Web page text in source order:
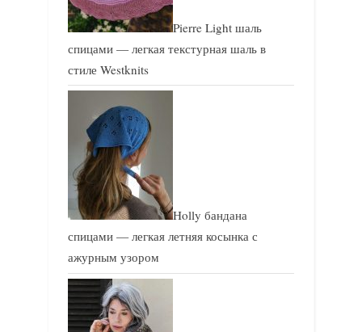
Pierre Light шаль
спицами — легкая текстурная шаль в
стиле Westknits
Holly бандана
спицами — легкая летняя косынка с
ажурным узором